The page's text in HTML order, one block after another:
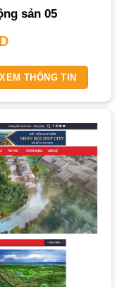
Một Website
hiệu quả, nó cần tích
chỉ, số điện thoại,
: Phân loại bất động
nền), vị trí, giá,
Yếu tố cực kỳ quan
thực sẽ thu hút sự
sản 05
XEM THÔNG TIN